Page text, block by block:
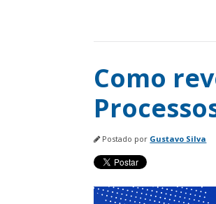
Como
Postado por Gustavo Silva